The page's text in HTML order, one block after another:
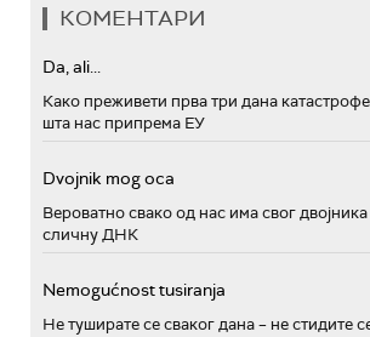
КОМЕНТАРИ
Da, ali...
Како преживети прва три дана
шта нас припрема ЕУ
Dvojnik mog oca
Вероватно свако од нас има свог
сличну ДНК
Nemogućnost tusiranja
Не туширате се сваког дана – не стидите